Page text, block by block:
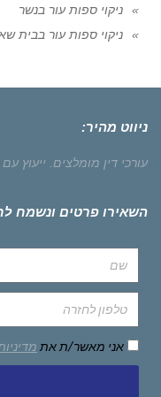
ניקוי ספות עור בנשר
ניקוי ספות עור בבית
ניווט מהיר:
עורכי דין מומלצים. ייעוץ
השאירו פרטים ונשמח
אני מאשר/ת את